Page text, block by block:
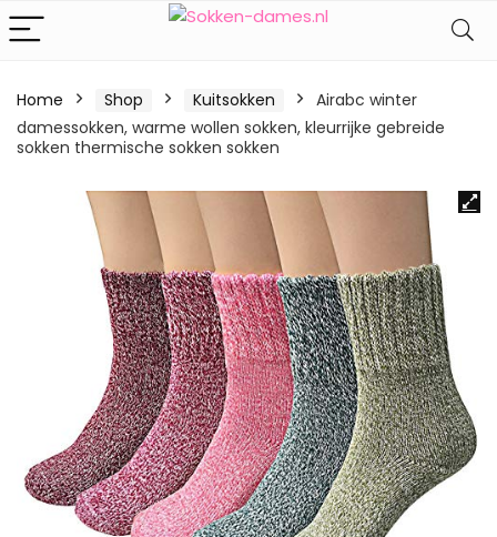
Home Shop Kuitsokken
Airabc winter
damessokken, warme wollen sokken, kleurrijke gebreide
sokken thermische sokken sokken